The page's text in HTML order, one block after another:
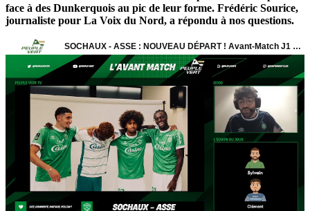
face à des Dunkerquois au pic de leur forme. Frédéric Sourice,
journaliste pour La Voix du Nord, a répondu à nos questions.